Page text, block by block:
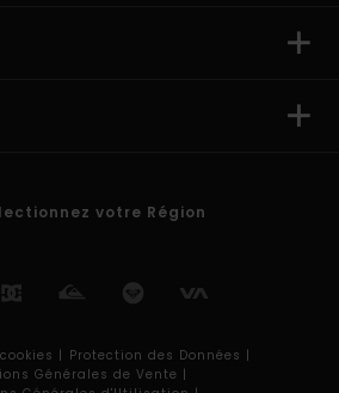
votre Région
| Protection des Données |
Générales de Vente |